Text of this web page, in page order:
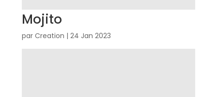
Mojito
par Creation | 24 Jan 2023